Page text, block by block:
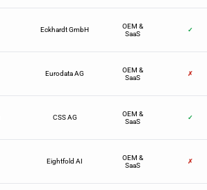
Eckhardt GmbH
OEM &
SaaS
✓
Eurodata AG
OEM &
SaaS
✗
CSS AG
OEM &
SaaS
✓
Eightfold AI
OEM &
SaaS
✗